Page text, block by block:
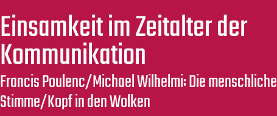
Einsamkeit im Zeitalter der
Kommunikation
Francis Poulenc/Michael Wilhelmi: Die menschliche
Stimme/Kopf in den Wolken